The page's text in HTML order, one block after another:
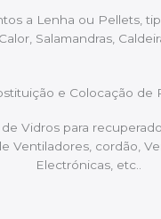
a Lenha ou Pellets,
Salamandras,
e Colocação de
Vidros para
Ventiladores, cordão,
Electrónicas, etc..